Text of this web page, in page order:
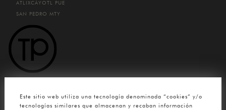
ATLIXCÁYOTL PUE
SAN PEDRO MTY
(33) 4780 0904
Este sitio web utiliza una tecnología denominada “cookies” y/o
tecnologías similares que almacenan y recaban información